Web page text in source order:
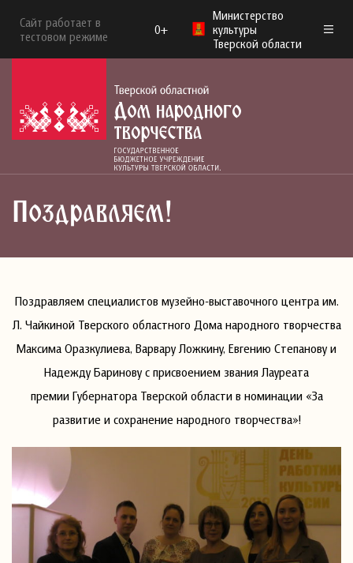
Сайт работает в
тестовом режиме
0+
Министерство
культуры
Тверской области
Поздравляем!
Поздравляем специалистов музейно-выставочного центра им.
Л. Чайкиной Тверского областного Дома народного творчества
Максима Оразкулиева, Варвару Ложкину, Евгению Степанову и
Надежду Баринову с присвоением звания Лауреата
премии Губернатора Тверской области в номинации «За
развитие и сохранение народного творчества»!